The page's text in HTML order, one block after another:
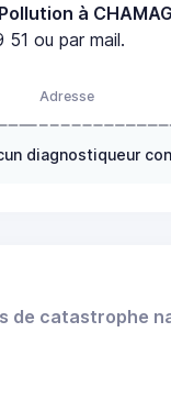
à
ou par mail.
Adresse
diagnostiqueur
de catastrophe